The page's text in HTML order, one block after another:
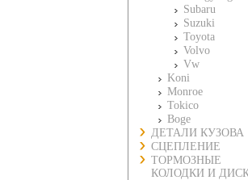
Subaru
Suzuki
Toyota
Volvo
Vw
Koni
Monroe
Tokico
Boge
ДЕТАЛИ КУЗОВА
СЦЕПЛЕНИЕ
ТОРМОЗНЫЕ
КОЛОДКИ И